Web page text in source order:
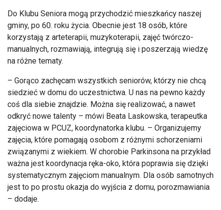
Do Klubu Seniora mogą przychodzić mieszkańcy naszej
gminy, po 60. roku życia. Obecnie jest 18 osób, które
korzystają z arteterapii, muzykoterapii, zajęć twórczo-
manualnych, rozmawiają, integrują się i poszerzają wiedzę
na różne tematy.
– Gorąco zachęcam wszystkich seniorów, którzy nie chcą
siedzieć w domu do uczestnictwa. U nas na pewno każdy
coś dla siebie znajdzie. Można się realizować, a nawet
odkryć nowe talenty – mówi Beata Laskowska, terapeutka
zajęciowa w PCUZ, koordynatorka klubu. – Organizujemy
zajęcia, które pomagają osobom z różnymi schorzeniami
związanymi z wiekiem. W chorobie Parkinsona na przykład
ważna jest koordynacja ręka-oko, która poprawia się dzięki
systematycznym zajęciom manualnym. Dla osób samotnych
jest to po prostu okazja do wyjścia z domu, porozmawiania
– dodaje.